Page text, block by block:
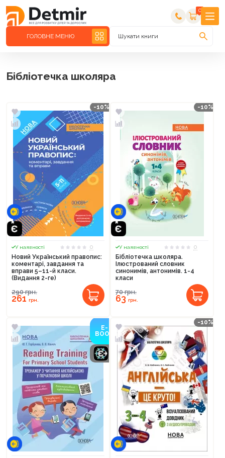
0
ГОЛОВНЕ МЕНЮ Шукати книги
Бібліотечка школяра
-10%
У наявності
0
Новий Український правопис:
коментарі, завдання та
вправи 5–11-й класи.
(Видання 2-ге)
290грн.
261грн.
-10%
У наявності
0
Бібліотечка школяра.
Ілюстрований словник
синонимів, антонимів. 1-4
класи
70грн.
63грн.
E-
BOOK
-10%